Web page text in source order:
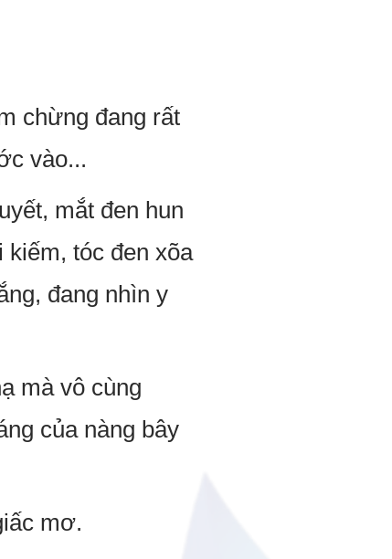
chừng đang rất
vào...
mắt đen hun
kiếm, tóc đen xõa
đang nhìn y
mà vô cùng
của nàng bây
mơ.